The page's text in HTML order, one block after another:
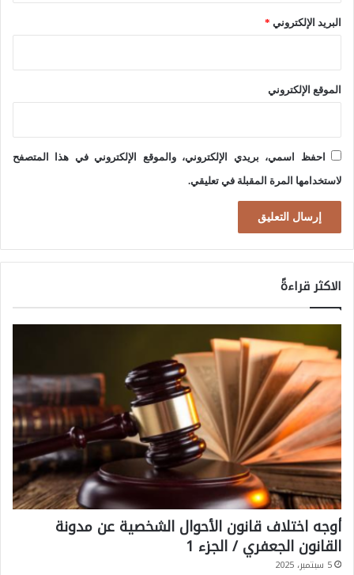
البريد الإلكتروني *
الموقع الإلكتروني
احفظ اسمي، بريدي الإلكتروني، والموقع الإلكتروني في هذا المتصفح
لاستخدامها المرة المقبلة في تعليقي.
الاكثر قراءةً
أوجه اختلاف قانون الأحوال الشخصية عن مدونة
القانون الجعفري / الجزء 1
5 سبتمبر، 2025